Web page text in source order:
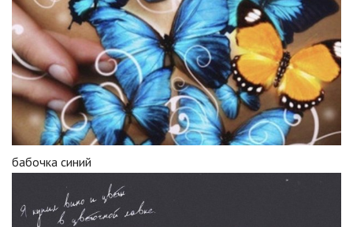
бабочка синий